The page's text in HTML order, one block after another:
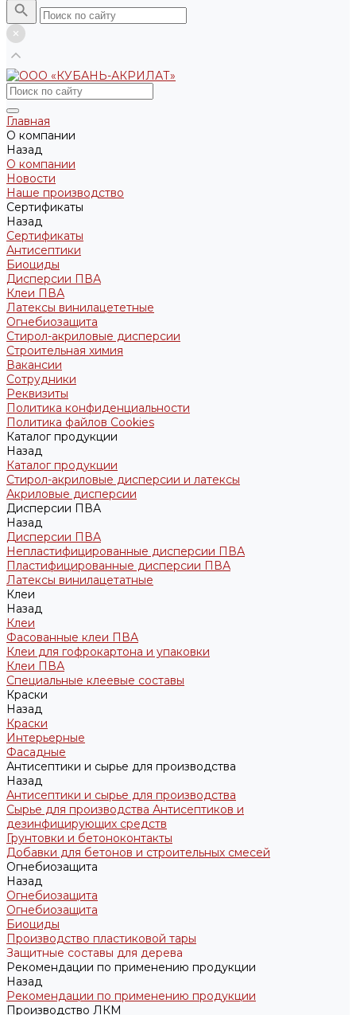
Главная
О компании
Назад
О компании
Новости
Наше производство
Сертификаты
Назад
Сертификаты
Антисептики
Биоциды
Дисперсии ПВА
Клеи ПВА
Латексы винилацететные
Огнебиозащита
Стирол-акриловые дисперсии
Строительная химия
Вакансии
Сотрудники
Реквизиты
Политика конфиденциальности
Политика файлов Cookies
Каталог продукции
Назад
Каталог продукции
Стирол-акриловые дисперсии и латексы
Акриловые дисперсии
Дисперсии ПВА
Назад
Дисперсии ПВА
Непластифицированные дисперсии ПВА
Пластифицированные дисперсии ПВА
Латексы винилацетатные
Клеи
Назад
Клеи
Фасованные клеи ПВА
Клеи для гофрокартона и упаковки
Клеи ПВА
Специальные клеевые составы
Краски
Назад
Краски
Интерьерные
Фасадные
Антисептики и сырье для производства
Назад
Антисептики и сырье для производства
Сырье для производства Антисептиков и
дезинфицирующих средств
Грунтовки и бетоноконтакты
Добавки для бетонов и строительных смесей
Огнебиозащита
Назад
Огнебиозащита
Огнебиозащита
Биоциды
Производство пластиковой тары
Защитные составы для дерева
Рекомендации по применению продукции
Назад
Рекомендации по применению продукции
Производство ЛКМ